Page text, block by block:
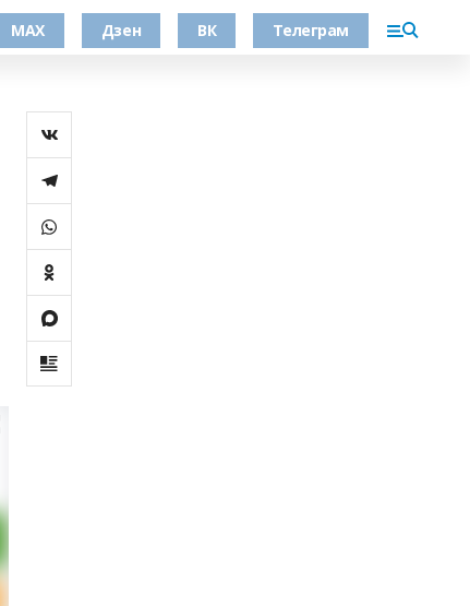
МАХ Дзен ВК Телеграм